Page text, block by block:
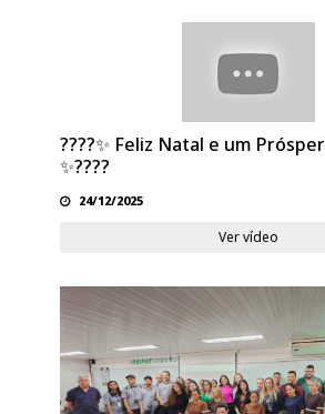
????✨ Feliz Natal e um
✨????
24/12/2025
Ver vídeo